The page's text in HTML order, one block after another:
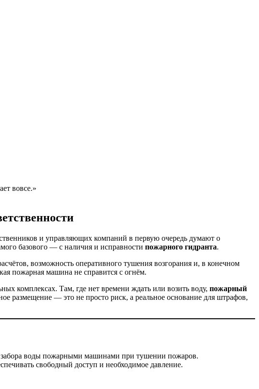
вовсе.»
и управляющих компаний в первую очередь думают о
базового — с наличия и исправности пожарного гидранта.
возможность оперативного тушения возгорания и, в конечном
пожарная машина не справится с огнём.
комплексах. Там, где нет времени ждать или возить воду, пожарный
размещение — это не просто риск, а реальное основание для штрафов,
забора воды пожарными машинами при тушении пожаров.
свободный доступ и необходимое давление.